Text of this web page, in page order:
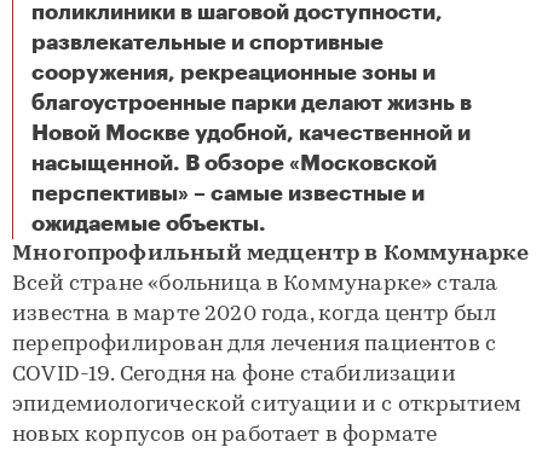
поликлиники в шаговой доступности,
развлекательные и спортивные
сооружения, рекреационные зоны и
благоустроенные парки делают жизнь в
Новой Москве удобной, качественной и
насыщенной. В обзоре «Московской
перспективы» – самые известные и
ожидаемые объекты.
Хорошо живем
Многопрофильный медцентр в Коммунарке
Всей стране «больница в Коммунарке» стала
известна в марте 2020 года, когда центр был
перепрофилирован для лечения пациентов с
COVID-19. Сегодня на фоне стабилизации
эпидемиологической ситуации и с открытием
новых корпусов он работает в формате